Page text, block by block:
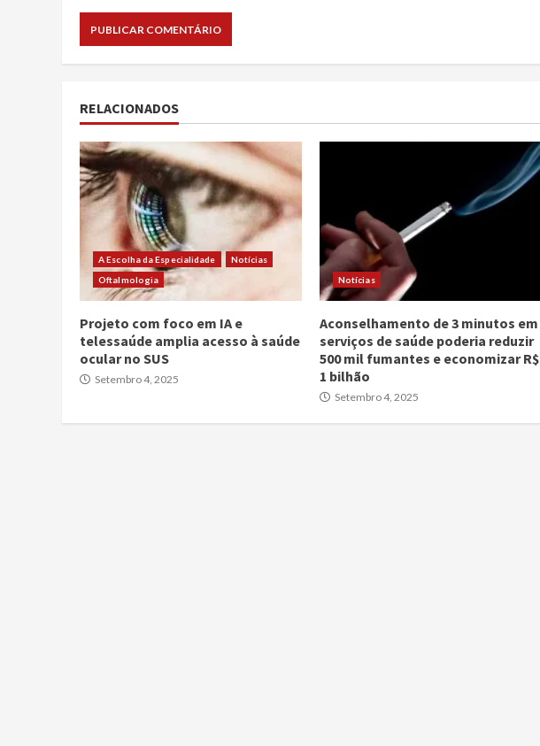
RELACIONADOS
A Escolha da Especialidade
Notícias
Oftalmologia
Projeto com foco em IA e
telessaúde amplia acesso à saúde
ocular no SUS
Setembro 4, 2025
Notícias
Aconselhamento de 3 minutos em
serviços de saúde poderia reduzir
500 mil fumantes e economizar R$
1 bilhão
Setembro 4, 2025